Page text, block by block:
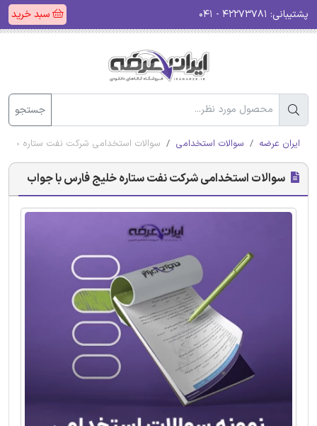
پشتیبانی: سبد خرید
جستجو
ایران عرضه سوالات استخدامی سوالات استخدامی شرکت نفت ستاره
سوالات استخدامی شرکت نفت ستاره خلیج فارس با جواب